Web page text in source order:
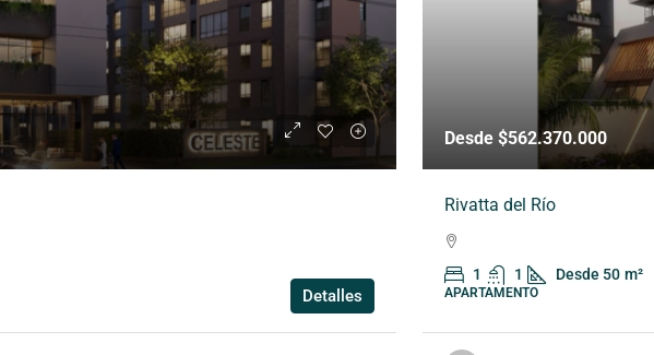
Detalles
Desde $562.370.000
Rivatta del Río
1 1 Desde 50 m²
APARTAMENTO